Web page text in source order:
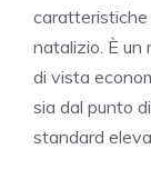
natalizio. È un
di vista
sia dal punto
standard